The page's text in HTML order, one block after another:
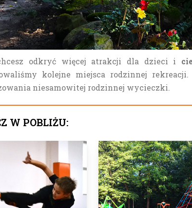
odkryć więcej atrakcji dla dzieci i
kolejne miejsca rodzinnej
niesamowitej rodzinnej wycieczki.
W POBLIŻU: